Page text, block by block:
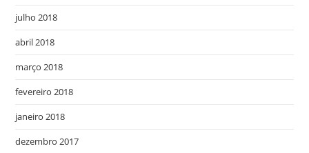
julho 2018
abril 2018
março 2018
fevereiro 2018
janeiro 2018
dezembro 2017